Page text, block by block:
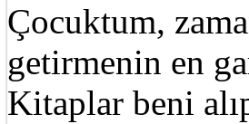
Çocuktum,
getirmenin en
Kitaplar beni